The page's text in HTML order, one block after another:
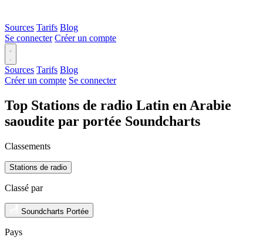
Sources Tarifs Blog
Se connecter Créer un compte
Sources Tarifs Blog
Créer un compte Se connecter
Top Stations de radio Latin en Arabie
saoudite par portée Soundcharts
Classements
Stations de radio
Classé par
Soundcharts Portée
Pays